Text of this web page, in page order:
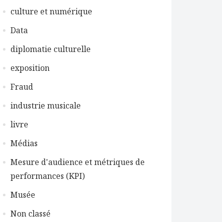
culture et numérique
Data
diplomatie culturelle
exposition
Fraud
industrie musicale
livre
Médias
Mesure d'audience et métriques de
performances (KPI)
Musée
Non classé